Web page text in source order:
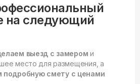
на следующий
выезд с замером и
место для размещения, а
подробную смету с ценами